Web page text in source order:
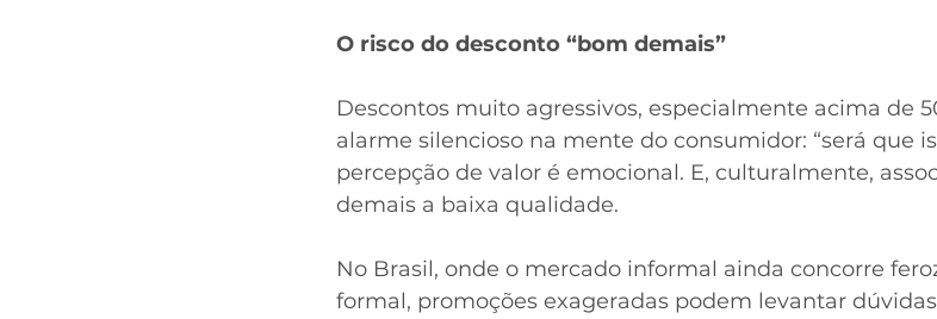
O risco do desconto “bom demais”
Descontos muito agressivos, especialmente acima de
alarme silencioso na mente do consumidor: “será que
percepção de valor é emocional. E, culturalmente,
demais a baixa qualidade.
No Brasil, onde o mercado informal ainda concorre
formal, promoções exageradas podem levantar